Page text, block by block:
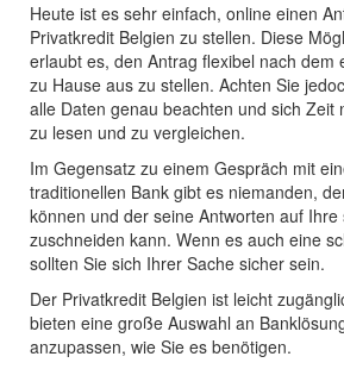
Heute ist es sehr einfach, online einen
Privatkredit Belgien zu stellen. Diese
erlaubt es, den Antrag flexibel nach dem
zu Hause aus zu stellen. Achten Sie
alle Daten genau beachten und sich Zeit
zu lesen und zu vergleichen.
Im Gegensatz zu einem Gespräch mit
traditionellen Bank gibt es niemanden,
können und der seine Antworten auf Ihre
zuschneiden kann. Wenn es auch eine
sollten Sie sich Ihrer Sache sicher sein.
Der Privatkredit Belgien ist leicht
bieten eine große Auswahl an
anzupassen, wie Sie es benötigen.